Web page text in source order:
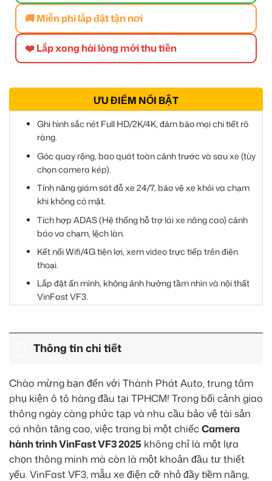
🚚 Miễn phí lắp đặt tận nơi
❤️ Lắp xong hài lòng mới thu tiền
ƯU ĐIỂM NỔI BẬT
Ghi hình sắc nét Full HD/2K/4K, đảm bảo mọi chi tiết rõ
ràng.
Góc quay rộng, bao quát toàn cảnh trước và sau xe (tùy
chọn camera kép).
Tính năng giám sát đỗ xe 24/7, bảo vệ xe khỏi va chạm
khi không có mặt.
Tích hợp ADAS (Hệ thống hỗ trợ lái xe nâng cao) cảnh
báo va chạm, lệch làn.
Kết nối Wifi/4G tiện lợi, xem video trực tiếp trên điện
thoại.
Lắp đặt ẩn mình, không ảnh hưởng tầm nhìn và nội thất
VinFast VF3.
Thông tin chi tiết
Chào mừng bạn đến với Thành Phát Auto, trung tâm
phụ kiện ô tô hàng đầu tại TPHCM! Trong bối cảnh giao
thông ngày càng phức tạp và nhu cầu bảo vệ tài sản
cá nhân tăng cao, việc trang bị một chiếcCamera
hành trình VinFast VF3 2025 không chỉ là một lựa
chọn thông minh mà còn là một khoản đầu tư thiết
yếu. VinFast VF3, mẫu xe điện cỡ nhỏ đầy tiềm năng,